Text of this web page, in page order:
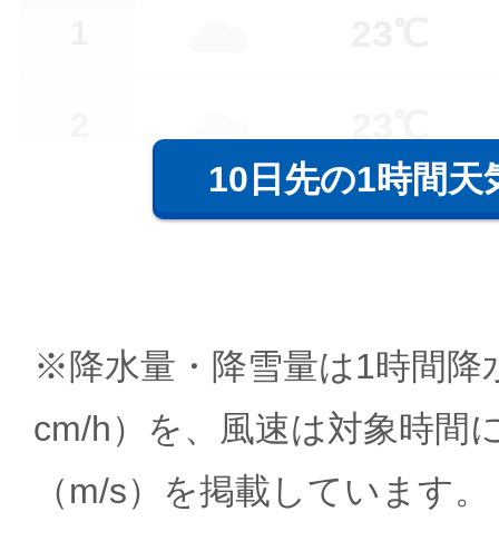
10日先の1時間天
※降水量・降雪量は1時間降
cm/h）を、風速は対象時間
（m/s）を掲載しています。